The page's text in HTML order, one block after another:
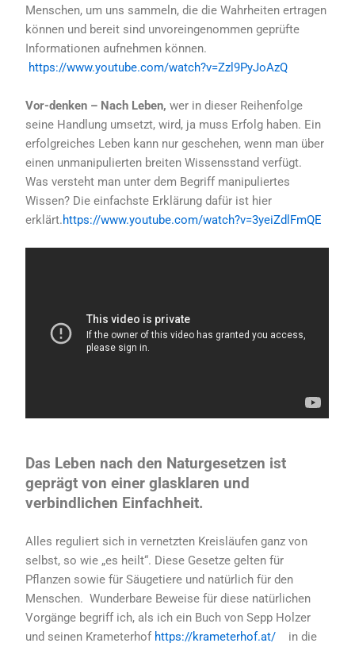
Menschen, um uns sammeln, die die Wahrheiten ertragen
können und bereit sind unvoreingenommen geprüfte
Informationen aufnehmen können.
https://www.youtube.com/watch?v=Zzl9PyJoAzQ
Vor-denken – Nach Leben, wer in dieser Reihenfolge
seine Handlung umsetzt, wird, ja muss Erfolg haben. Ein
erfolgreiches Leben kann nur geschehen, wenn man über
einen unmanipulierten breiten Wissensstand verfügt.
Was versteht man unter dem Begriff manipuliertes
Wissen? Die einfachste Erklärung dafür ist hier
erklärt.https://www.youtube.com/watch?v=3yeiZdlFmQE
Das Leben nach den Naturgesetzen ist
geprägt von einer glasklaren und
verbindlichen Einfachheit.
Alles reguliert sich in vernetzten Kreisläufen ganz von
selbst, so wie „es heilt“. Diese Gesetze gelten für
Pflanzen sowie für Säugetiere und natürlich für den
Menschen. Wunderbare Beweise für diese natürlichen
Vorgänge begriff ich, als ich ein Buch von Sepp Holzer
und seinen Krameterhof https://krameterhof.at/ in die